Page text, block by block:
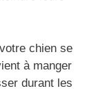
chien se
à manger
durant les